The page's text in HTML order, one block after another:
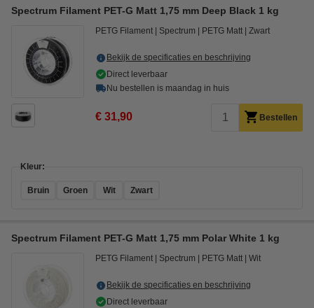
Spectrum Filament PET-G Matt 1,75 mm Deep Black 1 kg
PETG Filament Spectrum PETG Matt Zwart
Bekijk de specificaties en beschrijving
Direct leverbaar
Nu bestellen is maandag in huis
€ 31,90 Bestellen
Kleur:
Bruin Groen Wit Zwart
Spectrum Filament PET-G Matt 1,75 mm Polar White 1 kg
PETG Filament Spectrum PETG Matt Wit
Bekijk de specificaties en beschrijving
Direct leverbaar